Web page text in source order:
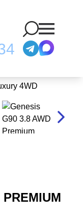
Luxury 4WD